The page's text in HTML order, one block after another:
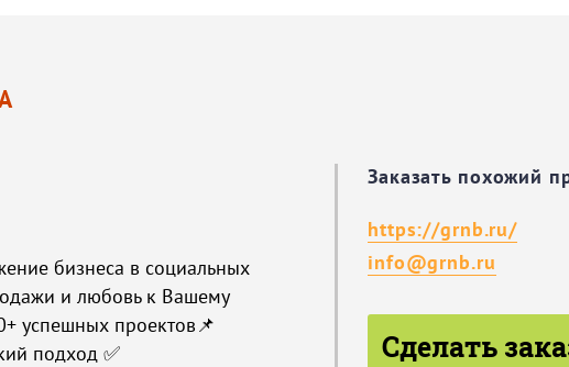
бизнеса в социальных
и любовь к Вашему
успешных проектов📌
подход ✅
Заказать похожий
https://grnb.ru/
info@grnb.ru
Сделать